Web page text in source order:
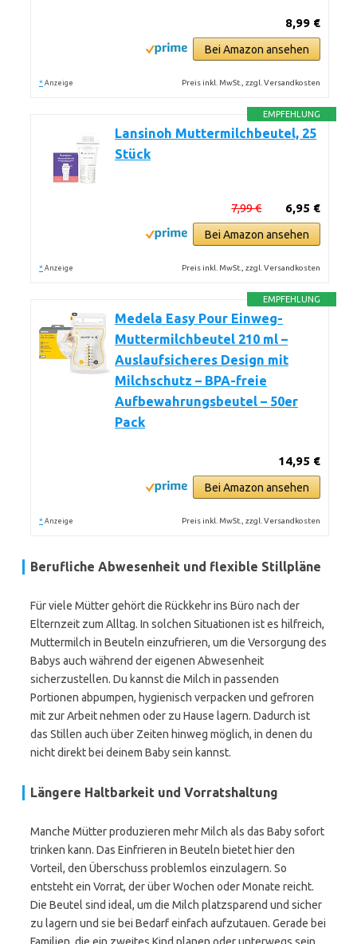
8,99 €
Bei Amazon ansehen
* Anzeige Preis inkl. MwSt., zzgl. Versandkosten
EMPFEHLUNG
Lansinoh Muttermilchbeutel, 25
Stück
6,95 €
7,99 €
Bei Amazon ansehen
* Anzeige Preis inkl. MwSt., zzgl. Versandkosten
EMPFEHLUNG
Medela Easy Pour Einweg-
Muttermilchbeutel 210 ml –
Auslaufsicheres Design mit
Milchschutz – BPA-freie
Aufbewahrungsbeutel – 50er
Pack
14,95 €
Bei Amazon ansehen
* Anzeige Preis inkl. MwSt., zzgl. Versandkosten
Berufliche Abwesenheit und flexible Stillpläne
Für viele Mütter gehört die Rückkehr ins Büro nach der
Elternzeit zum Alltag. In solchen Situationen ist es hilfreich,
Muttermilch in Beuteln einzufrieren, um die Versorgung des
Babys auch während der eigenen Abwesenheit
sicherzustellen. Du kannst die Milch in passenden
Portionen abpumpen, hygienisch verpacken und gefroren
mit zur Arbeit nehmen oder zu Hause lagern. Dadurch ist
das Stillen auch über Zeiten hinweg möglich, in denen du
nicht direkt bei deinem Baby sein kannst.
Längere Haltbarkeit und Vorratshaltung
Manche Mütter produzieren mehr Milch als das Baby sofort
trinken kann. Das Einfrieren in Beuteln bietet hier den
Vorteil, den Überschuss problemlos einzulagern. So
entsteht ein Vorrat, der über Wochen oder Monate reicht.
Die Beutel sind ideal, um die Milch platzsparend und sicher
zu lagern und sie bei Bedarf einfach aufzutauen. Gerade bei